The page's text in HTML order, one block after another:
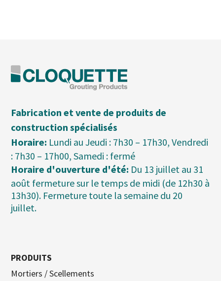
Fabrication et vente de produits de
construction spécialisés
Horaire: Lundi au Jeudi : 7h30 – 17h30, Vendredi
: 7h30 – 17h00, Samedi : fermé
Horaire d'ouverture d'été: Du 13 juillet au 31
août fermeture sur le temps de midi (de 12h30 à
13h30). Fermeture toute la semaine du 20
juillet.
PRODUITS
Mortiers / Scellements